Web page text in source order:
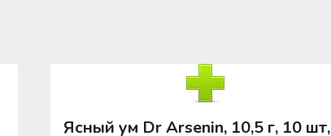
Ясный ум Dr Arsenin, 10,5 г, 10 шт,